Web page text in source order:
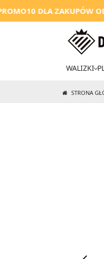
ZAKUPÓW OD 250 ZŁ
WALIZKI
STRONA